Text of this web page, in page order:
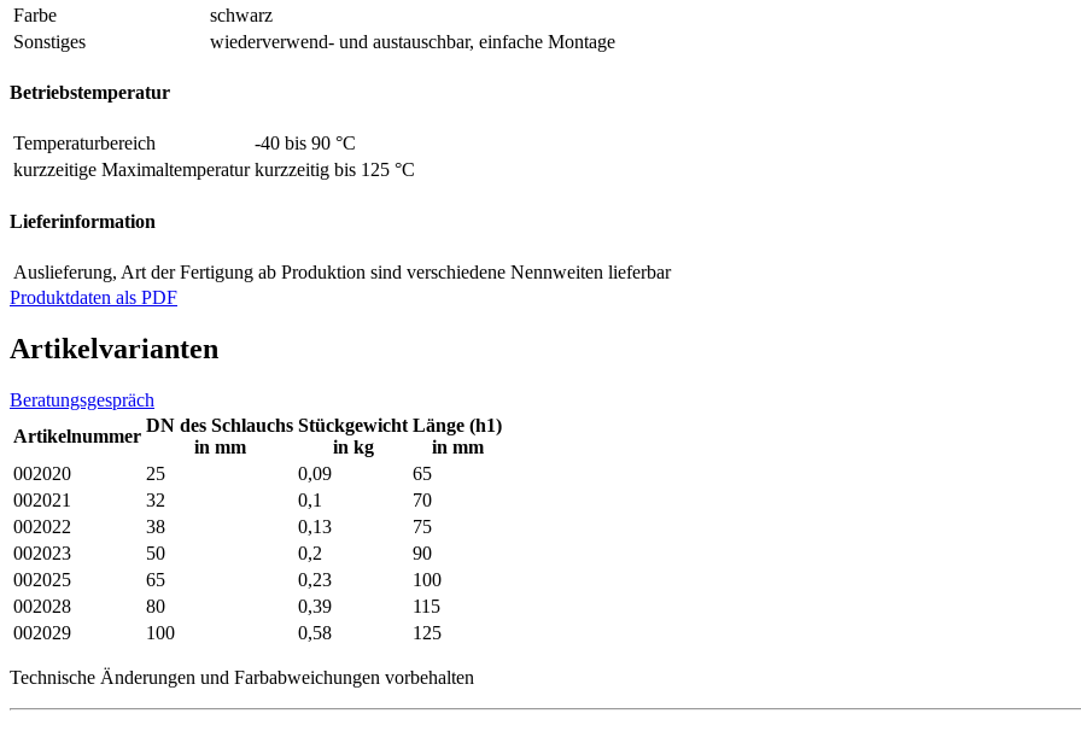
Farbe
schwarz
Sonstiges
wiederverwend- und austauschbar, einfache Montage
Betriebstemperatur
Temperaturbereich
-40 bis 90 °C
kurzzeitige Maximaltemperatur kurzzeitig bis 125 °C
Lieferinformation
Auslieferung, Art der Fertigung ab Produktion sind verschiedene Nennweiten lieferbar
Produktdaten als PDF
Artikelvarianten
Beratungsgespräch
Artikelnummer
DN des Schlauchs
in mm
Stückgewicht
in kg
Länge (h1)
in mm
002020
25 0,09
65
002021
32 0,1
70
002022
38 0,13
75
002023
50 0,2
90
002025
65 0,23
100
002028
80 0,39
115
002029
100 0,58 125
Technische Änderungen und Farbabweichungen vorbehalten